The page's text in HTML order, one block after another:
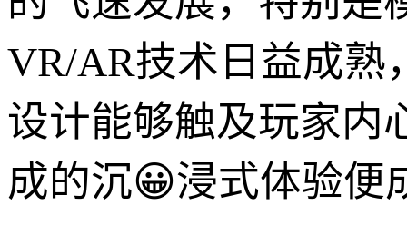
VR/AR技术日益成熟
设计能够触及玩家内
成的沉😀浸式体验便